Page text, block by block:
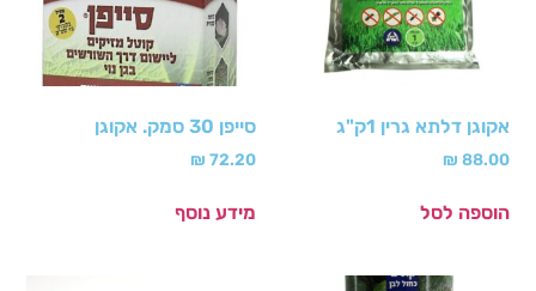
אקוגן דלתא גרין 1ק"ג
₪ 88.00
הוספה לסל
סייפן 30 סמק. אקוגן
₪ 72.20
מידע נוסף